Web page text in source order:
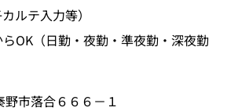
ルテ入力等）
らOK（日勤・夜勤・準夜勤・深夜勤
野市落合６６６－１